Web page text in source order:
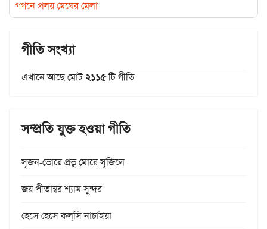
গগনে প্রলয় মেঘের মেলা
গীতি সংখ্যা
এখানে আছে মোট২১১৫টি গীতি
সম্প্রতি যুক্ত হওয়া গীতি
সৃজন-ভোরে প্রভু মোরে সৃজিলে
জয় পীতাম্বর শ্যাম সুন্দর
হেসে হেসে কল্‌সি নাচাইয়া